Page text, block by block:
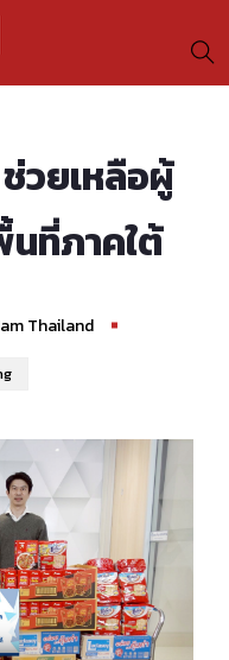
วยเหลือผู้
ที่ภาคใต้
Thailand